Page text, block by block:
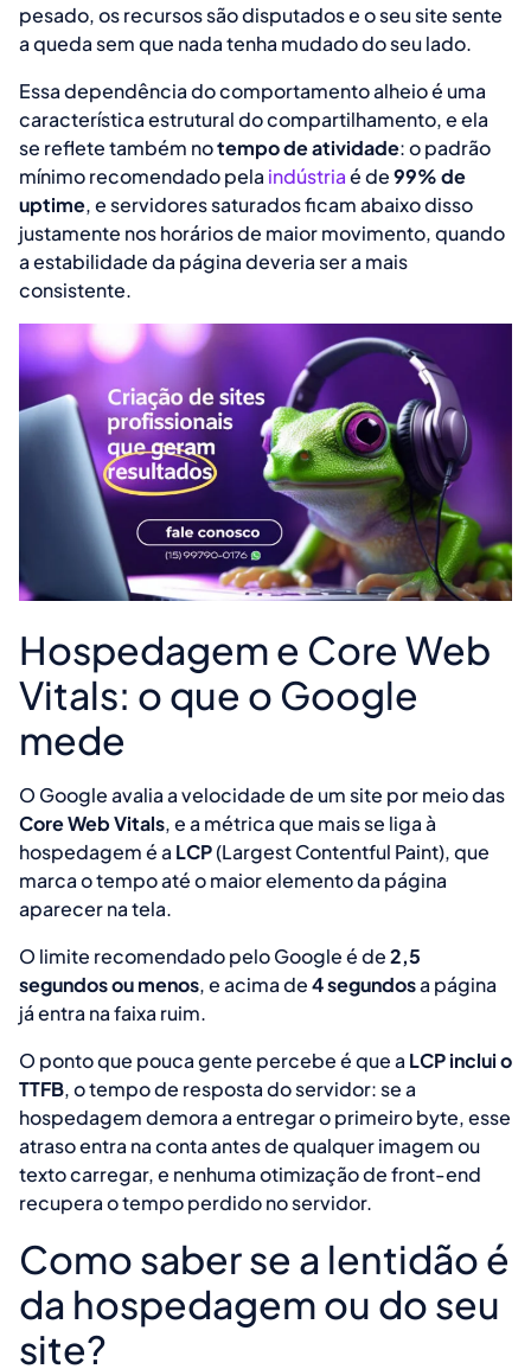
pesado, os recursos são disputados e o seu site sente
a queda sem que nada tenha mudado do seu lado.
Essa dependência do comportamento alheio é uma
característica estrutural do compartilhamento, e ela
se reflete também notempo de atividade: o padrão
mínimo recomendado pela indústriaé de99% de
uptime, e servidores saturados ficam abaixo disso
justamente nos horários de maior movimento, quando
a estabilidade da página deveria ser a mais
consistente.
Hospedagem e Core Web
Vitals: o que o Google
mede
O Google avalia a velocidade de um site por meio das
Core Web Vitals, e a métrica que mais se liga à
hospedagem é a LCP(Largest Contentful Paint), que
marca o tempo até o maior elemento da página
aparecer na tela.
O limite recomendado pelo Google é de2,5
segundos ou menos, e acima de4 segundosa página
já entra na faixa ruim.
O ponto que pouca gente percebe é que a LCP inclui o
TTFB, o tempo de resposta do servidor: se a
hospedagem demora a entregar o primeiro byte, esse
atraso entra na conta antes de qualquer imagem ou
texto carregar, e nenhuma otimização de front-end
recupera o tempo perdido no servidor.
Como saber se a lentidão é
da hospedagem ou do seu
site?